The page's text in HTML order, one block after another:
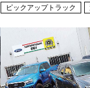
ピックアップトラック